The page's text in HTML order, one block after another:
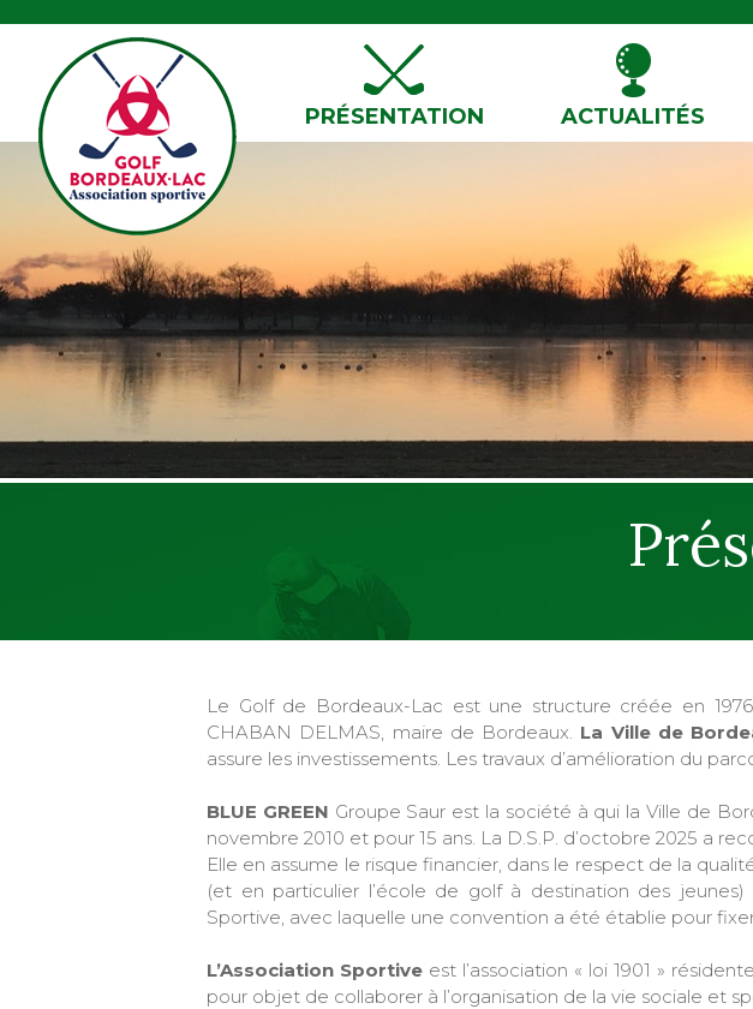
PRÉSENTATION ACTUALITÉS
Le Golf de Bordeaux-Lac est une structure créée en
CHABAN DELMAS, maire de Bordeaux. La Ville de
assure les investissements. Les travaux d’amélioration du
BLUE GREEN Groupe Saur est la société à qui la Ville de
novembre 2010 et pour 15 ans. La D.S.P. d’octobre 2025 a
Elle en assume le risque financier, dans le respect de la
(et en particulier l’école de golf à destination des jeunes)
Sportive, avec laquelle une convention a été établie pour
L’Association Sportive est l’association « loi 1901 »
pour objet de collaborer à l’organisation de la vie sociale et